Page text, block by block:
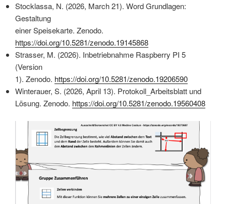
Stocklassa, N. (2026, March 21). Word Grundlagen:
Gestaltung
einer Speisekarte. Zenodo.
https://doi.org/10.5281/zenodo.19145868
Strasser, M. (2026). Inbetriebnahme Raspberry PI 5
(Version
1). Zenodo. https://doi.org/10.5281/zenodo.19206590
Winterauer, S. (2026, April 13). Protokoll_Arbeitsblatt und
Lösung. Zenodo. https://doi.org/10.5281/zenodo.19560408